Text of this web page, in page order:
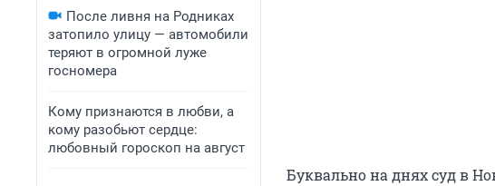
После ливня на Родниках
затопило улицу — автомобили
теряют в огромной луже
госномера
Кому признаются в любви, а
кому разобьют сердце:
любовный гороскоп на август
Буквально на днях суд в